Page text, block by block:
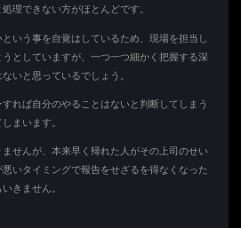
理できない方がほとんどです。
いう事を自覚はしているため、現場を担当し
としていますが、一つ一つ細かく把握する深
いと思っているでしょう。
れば自分のやることはないと判断してしまう
まいます。
せんが、本来早く帰れた人がその上司のせい
いタイミングで報告をせざるを得なくなった
きません。